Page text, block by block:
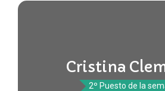
Cristina
2º Puesto de la